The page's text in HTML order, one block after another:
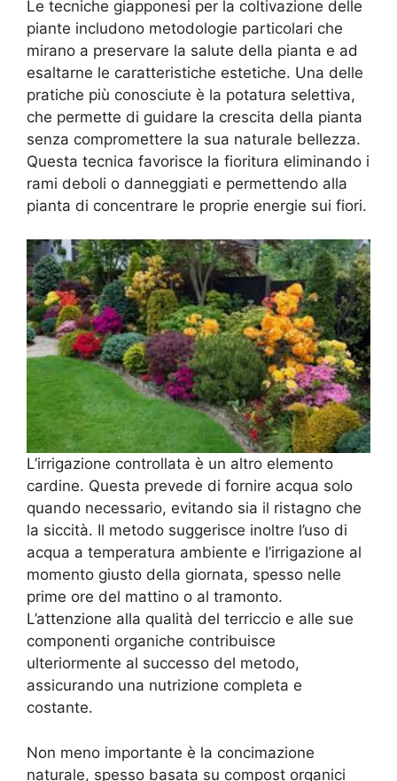
Le tecniche giapponesi per la coltivazione delle
piante includono metodologie particolari che
mirano a preservare la salute della pianta e ad
esaltarne le caratteristiche estetiche. Una delle
pratiche più conosciute è la potatura selettiva,
che permette di guidare la crescita della pianta
senza compromettere la sua naturale bellezza.
Questa tecnica favorisce la fioritura eliminando i
rami deboli o danneggiati e permettendo alla
pianta di concentrare le proprie energie sui fiori.
L’irrigazione controllata è un altro elemento
cardine. Questa prevede di fornire acqua solo
quando necessario, evitando sia il ristagno che
la siccità. Il metodo suggerisce inoltre l’uso di
acqua a temperatura ambiente e l’irrigazione al
momento giusto della giornata, spesso nelle
prime ore del mattino o al tramonto.
L’attenzione alla qualità del terriccio e alle sue
componenti organiche contribuisce
ulteriormente al successo del metodo,
assicurando una nutrizione completa e
costante.
Non meno importante è la concimazione
naturale, spesso basata su compost organici